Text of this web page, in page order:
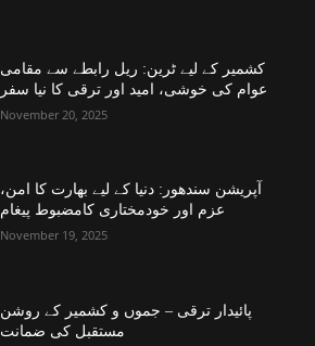
کشمیر کے لیے ٹرین: ریل رابطے سے مقامی
عوام کی خوشی، امید اور ترقی کا نیا سفر
November 20, 2025
آپریشن سندھور: دنیا کے لیے بھارت کا امن،
عزم اور خودمختاری کامضبوط پیغام
November 19, 2025
پائیدار ترقی – جموں و کشمیر کے روشن
مستقبل کی ضمانت